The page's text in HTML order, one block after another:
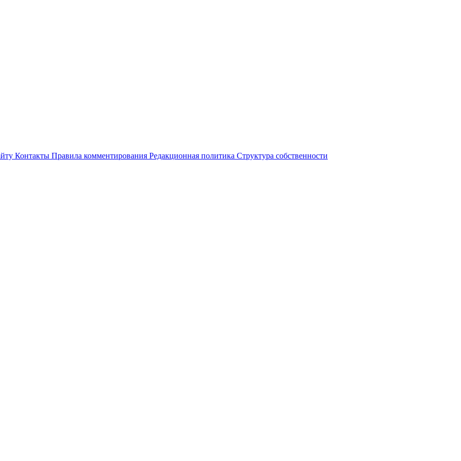
Контакты Правила комментирования Редакционная политика Структура собственности